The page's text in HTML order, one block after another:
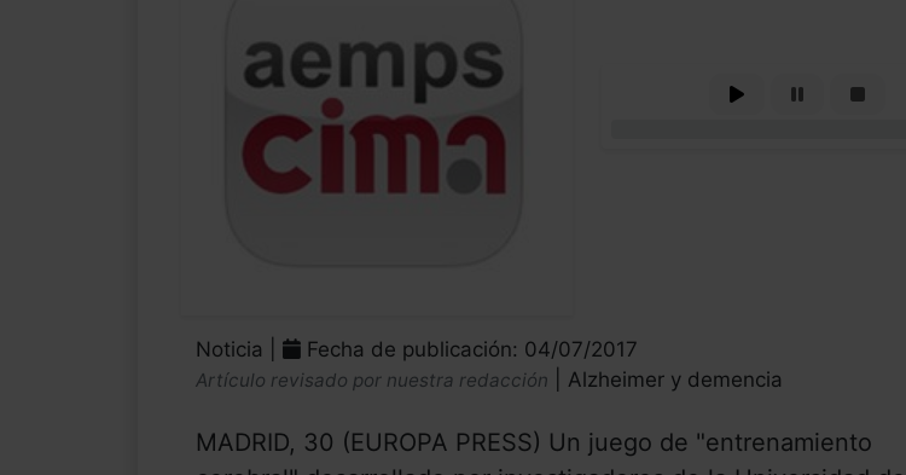
Noticia | Fecha de publicación: 04/07/2017
Artículo revisado por nuestra redacción | Alzheimer y demencia
MADRID, 30 (EUROPA PRESS) Un juego de "entrenamiento